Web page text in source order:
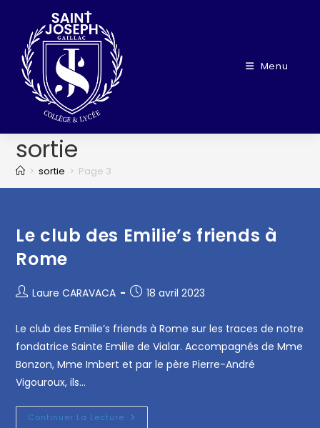
Menu
sortie
> sortie > Page 3
Le club des Emilie’s friends à
Rome
Laure CARAVACA 18 avril 2023
Le club des Emilie’s friends à Rome sur les traces de notre
fondatrice Sainte Emilie de Vialar. Accompagnés de Mme
Bonzon, Mme Imbert et par le père Pierre-André
Vigouroux, ils…
Continuer La Lecture